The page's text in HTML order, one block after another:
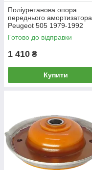
Поліуретанова опора
переднього амортизатора
Peugeot 505 1979-1992
Права РЕКОНСТРУКЦІЯ
ВАШОЇ
Готово до відправки
1 410 ₴
Купити